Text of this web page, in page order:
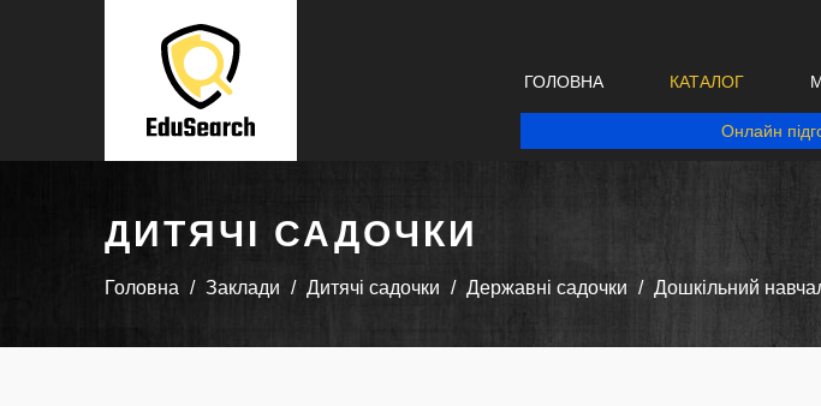
ГОЛОВНА КАТАЛОГ
Онлайн
ДИТЯЧІ САДОЧКИ
Головна Заклади Дитячі садочки Державні садочки Дошкільний